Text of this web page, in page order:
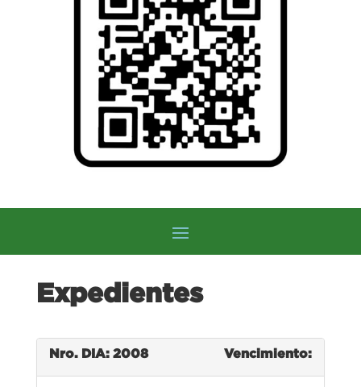
Expedientes
Nro. DIA: 2008 Vencimiento: